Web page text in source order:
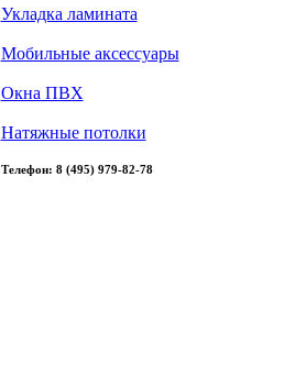
Укладка ламината
Мобильные аксессуары
Окна ПВХ
Натяжные потолки
Телефон: 8 (495) 979-82-78